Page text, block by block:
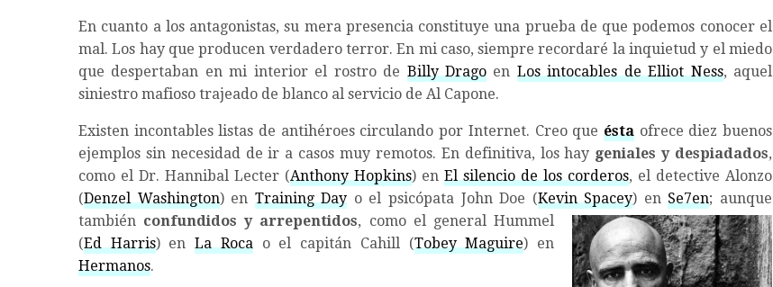
En cuanto a los antagonistas, su mera presencia constituye una prueba de que podemos conocer el
mal. Los hay que producen verdadero terror. En mi caso, siempre recordaré la inquietud y el miedo
que despertaban en mi interior el rostro de Billy Dragoen Los intocables de Elliot Ness, aquel
siniestro mafioso trajeado de blanco al servicio de Al Capone.
Existen incontables listas de antihéroes circulando por Internet. Creo que éstaofrece diez buenos
ejemplos sin necesidad de ir a casos muy remotos. En definitiva, los hay geniales y despiadados,
como el Dr. Hannibal Lecter (Anthony Hopkins) en El silencio de los corderos, el detective Alonzo
(Denzel Washington) en Training Day o el psicópata John Doe (Kevin Spacey) enSe7en; aunque
también confundidos y arrepentidos, como el general Hummel
(Ed Harris) enLa Rocao el capitán Cahill (Tobey Maguire) en
Hermanos.